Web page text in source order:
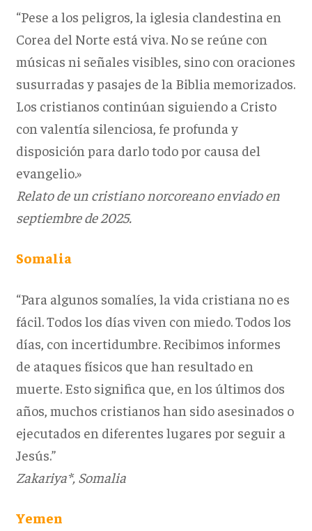
“Pese a los peligros, la iglesia clandestina en
Corea del Norte está viva. No se reúne con
músicas ni señales visibles, sino con oraciones
susurradas y pasajes de la Biblia memorizados.
Los cristianos continúan siguiendo a Cristo
con valentía silenciosa, fe profunda y
disposición para darlo todo por causa del
evangelio.»
Relato de un cristiano norcoreano enviado en
septiembre de 2025.
Somalia
“Para algunos somalíes, la vida cristiana no es
fácil. Todos los días viven con miedo. Todos los
días, con incertidumbre. Recibimos informes
de ataques físicos que han resultado en
muerte. Esto significa que, en los últimos dos
años, muchos cristianos han sido asesinados o
ejecutados en diferentes lugares por seguir a
Jesús.”
Zakariya*, Somalia
Yemen